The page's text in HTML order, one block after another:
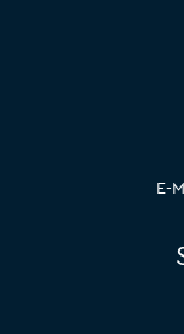
E-